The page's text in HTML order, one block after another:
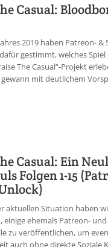
Casual:
2019 haben Patreon-
gestimmt, welches Spiel
The Casual“-Projekt
mit deutlichem
Casual: Ein
Folgen 1-15
aktuellen Situation haben
einige ehemals Patreon-
zu veröffentlichen, um
auch ohne direkte Soziale